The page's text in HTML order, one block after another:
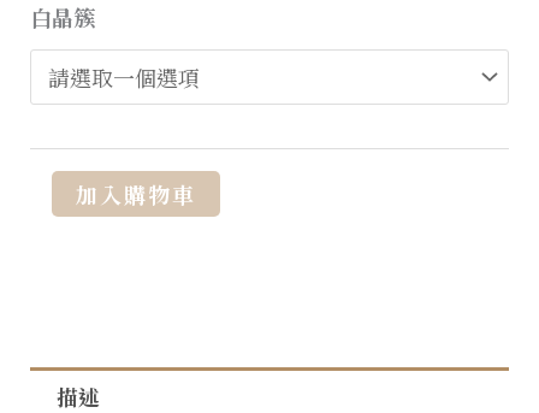
白晶簇
加入購物車
描述